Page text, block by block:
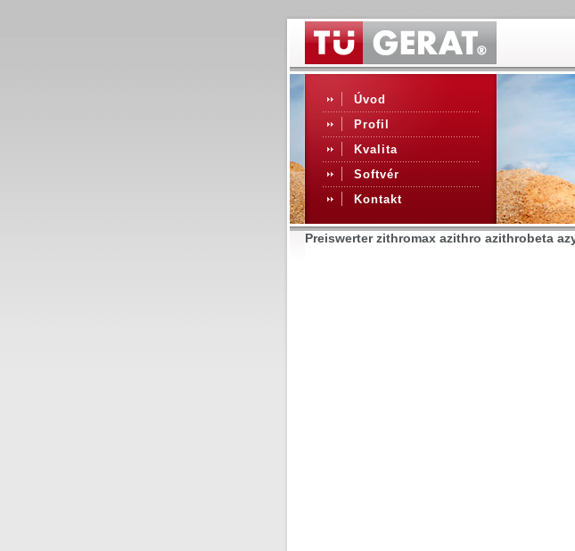
Úvod
Profil
Kvalita
Softvér
Kontakt
Preiswerter zithromax azithro azithrobeta